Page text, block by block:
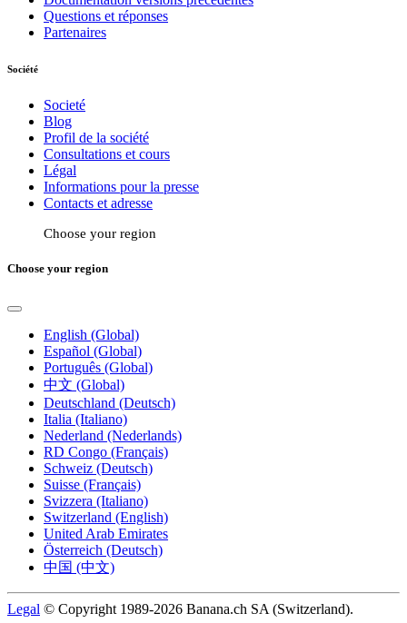
Questions et réponses
Partenaires
Société
Societé
Blog
Profil de la société
Consultations et cours
Légal
Informations pour la presse
Contacts et adresse
Choose your region
Choose your region
English (Global)
Español (Global)
Português (Global)
中文 (Global)
Deutschland (Deutsch)
Italia (Italiano)
Nederland (Nederlands)
RD Congo (Français)
Schweiz (Deutsch)
Suisse (Français)
Svizzera (Italiano)
Switzerland (English)
United Arab Emirates
Österreich (Deutsch)
中国 (中文)
Legal © Copyright 1989-2026 Banana.ch SA (Switzerland).